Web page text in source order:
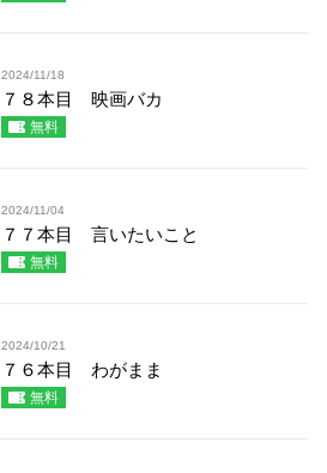
2024/11/18
７８本目 映画バカ
無料
2024/11/04
７７本目 言いたいこと
無料
2024/10/21
７６本目 わがまま
無料